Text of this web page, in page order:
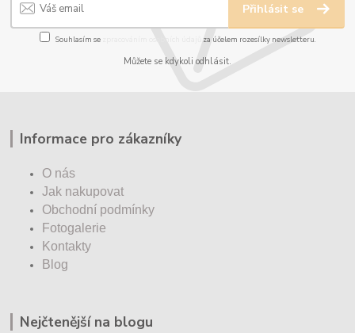
Přihlásit se
Souhlasím se za účelem rozesílky newsletteru.
Můžete se kdykoli odhlásit.
Informace pro zákazníky
O nás
Jak nakupovat
Obchodní podmínky
Fotogalerie
Kontakty
Blog
Nejčtenější na blogu